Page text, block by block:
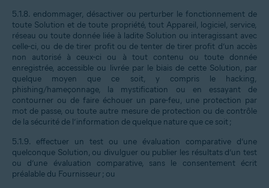
5.1.8. endommager, désactiver ou perturber le fonctionnement de
toute Solution et de toute propriété, tout Appareil, logiciel, service,
réseau ou toute donnée liée à ladite Solution ou interagissant avec
celle-ci, ou de de tirer profit ou de tenter de tirer profit d’un accès
non autorisé à ceux-ci ou à tout contenu ou toute donnée
enregistrée, accessible ou livrée par le biais de cette Solution, par
quelque moyen que ce soit, y compris le hacking,
phishing/hameçonnage, la mystification ou en essayant de
contourner ou de faire échouer un pare-feu, une protection par
mot de passe, ou toute autre mesure de protection ou de contrôle
de la sécurité de l’information de quelque nature que ce soit ;
5.1.9.
effectuer un test ou une évaluation comparative d’une
quelconque Solution, ou divulguer ou publier les résultats d’un test
ou d’une évaluation comparative, sans le consentement écrit
préalable du Fournisseur ; ou